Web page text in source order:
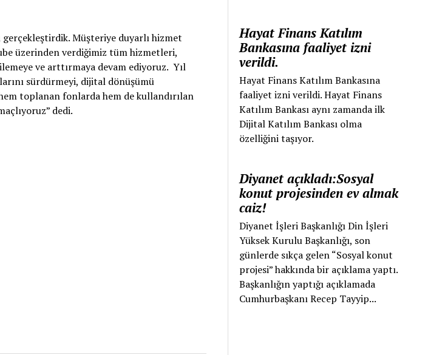
Müşteriye duyarlı hizmet
üzerinden verdiğimiz tüm hizmetleri,
ve arttırmaya devam ediyoruz. Yıl
sürdürmeyi, dijital dönüşümü
toplanan fonlarda hem de kullandırılan
dedi.
Hayat Finans Katılım
Bankasına faaliyet izni
verildi.
Hayat Finans Katılım Bankasına
faaliyet izni verildi. Hayat Finans
Katılım Bankası aynı zamanda ilk
Dijital Katılım Bankası olma
özelliğini taşıyor.
Diyanet açıkladı:Sosyal
konut projesinden ev almak
caiz!
Diyanet İşleri Başkanlığı Din İşleri
Yüksek Kurulu Başkanlığı, son
günlerde sıkça gelen “Sosyal konut
projesi” hakkında bir açıklama yaptı.
Başkanlığın yaptığı açıklamada
Cumhurbaşkanı Recep Tayyip...